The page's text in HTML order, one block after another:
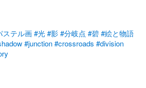
ステル画#光#影#分岐点 #碧#絵と物語
#junction#crossroads #division